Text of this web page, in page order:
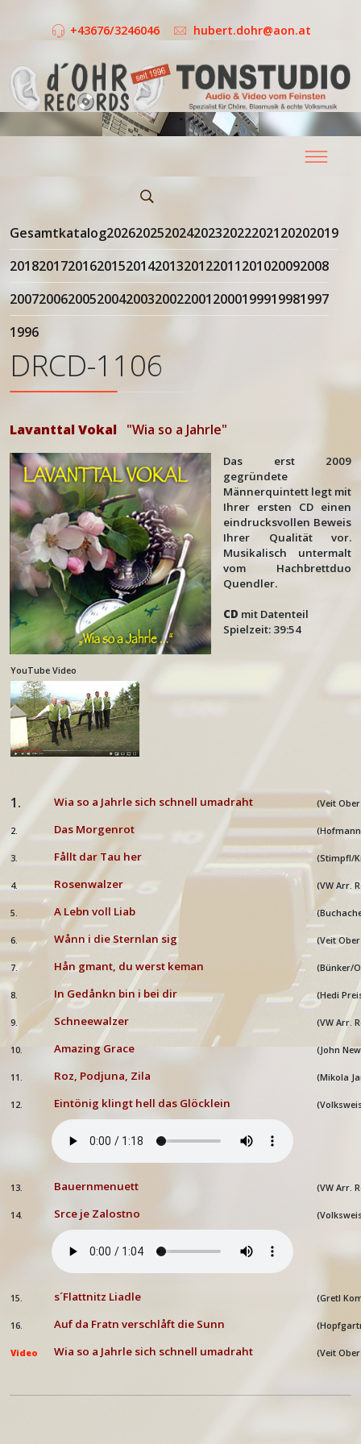
+43676/3246046 hubert.dohr@aon.at
Gesamtkatalog20262025202420232022202120202019
20182017201620152014201320122011201020092008
20072006200520042003200220012000199919981997
1996
DRCD-1106
Lavanttal Vokal "Wia so a Jahrle"
Das erst 2009
gegründete
Männerquintett legt mit
Ihrer ersten CD einen
eindrucksvollen Beweis
Ihrer Qualität vor.
Musikalisch untermalt
vom Hachbrettduo
Quendler.
CD mit Datenteil
Spielzeit: 39:54
YouTube Video
1. Wia so a Jahrle sich schnell umadraht (Veit
2. Das Morgenrot
3. Fållt dar Tau her (Stimpfl/
4. Rosenwalzer (VW Arr.
5. A Lebn voll Liab
6. Wånn i die Sternlan sig (Veit
7. Hån gmant, du werst keman (Bünker/
8. In Gedånkn bin i bei dir (Hedi
9. Schneewalzer (VW Arr.
10. Amazing Grace (John
11. Roz, Podjuna, Zila (Mikola
12. Eintönig klingt hell das Glöcklein
13. Bauernmenuett (VW Arr.
14. Srce je Zalostno
15. s´Flattnitz Liadle (Gretl
16. Auf da Fratn verschlåft die Sunn
Video Wia so a Jahrle sich schnell umadraht (Veit